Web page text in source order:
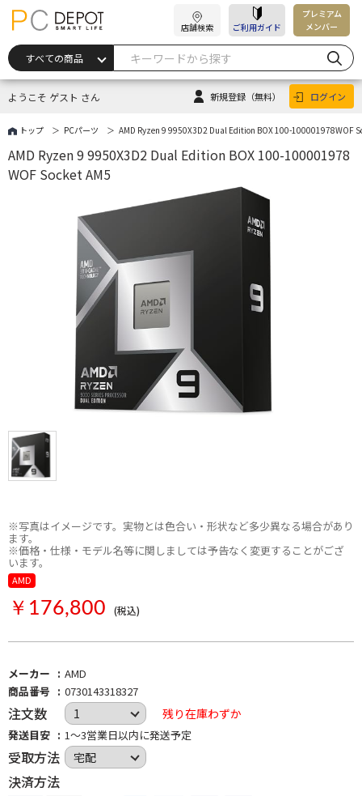
店舗検索 ご利用ガイド
プレミアム
メンバー
ようこそ ゲスト さん 新規登録 （無料） ログイン
トップ PCパーツ AMD Ryzen 9 9950X3D2 Dual Edition BOX 100-100001978WOF
※写真はイメージです。実物とは色合い・形状など多少異なる場合があり
ます。
※価格・仕様・モデル名等に関しましては予告なく変更することがござ
います。
AMD Ryzen 9 9950X3D2 Dual Edition BOX 100-100001978
WOF Socket AM5
AMD
￥176,800 (税込)
メーカー
AMD
商品番号
0730143318327
注文数 残り在庫わずか
発送目安 1～3営業日以内に発送予定
受取方法
決済方法